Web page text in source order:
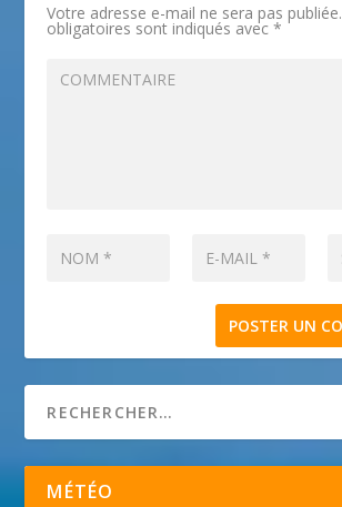
Votre adresse e-mail ne sera pas publiée.
obligatoires sont indiqués avec*
MÉTÉO